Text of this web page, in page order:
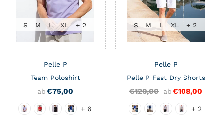
S M L XL + 2
Pelle P
Team Poloshirt
ab€75,00
+ 6
S M L XL + 2
Pelle P
Pelle P Fast Dry Shorts
€120,00 ab€108,00
+ 2